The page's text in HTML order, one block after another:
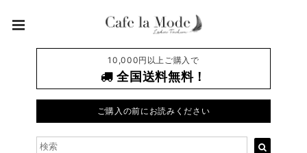
10,000円以上ご購入で
全国送料無料！
ご購入の前にお読みください